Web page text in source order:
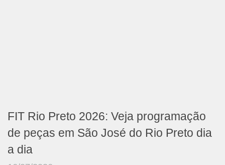
FIT Rio Preto 2026: Veja programação
de peças em São José do Rio Preto dia
a dia